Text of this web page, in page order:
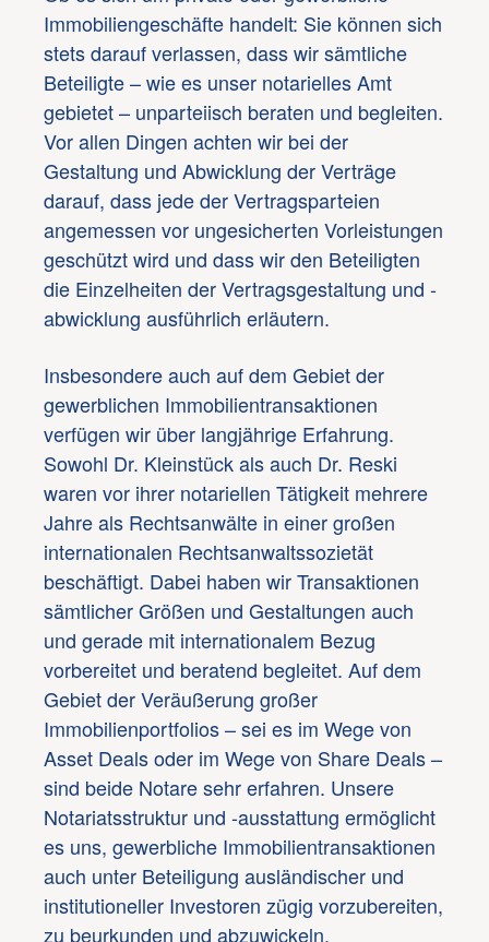
Immobiliengeschäfte handelt: Sie können sich
stets darauf verlassen, dass wir sämtliche
Beteiligte – wie es unser notarielles Amt
gebietet – unparteiisch beraten und begleiten.
Vor allen Dingen achten wir bei der
Gestaltung und Abwicklung der Verträge
darauf, dass jede der Vertragsparteien
angemessen vor ungesicherten Vorleistungen
geschützt wird und dass wir den Beteiligten
die Einzelheiten der Vertragsgestaltung und -
abwicklung ausführlich erläutern.
Insbesondere auch auf dem Gebiet der
gewerblichen Immobilientransaktionen
verfügen wir über langjährige Erfahrung.
Sowohl Dr. Kleinstück als auch Dr. Reski
waren vor ihrer notariellen Tätigkeit mehrere
Jahre als Rechtsanwälte in einer großen
internationalen Rechtsanwaltssozietät
beschäftigt. Dabei haben wir Transaktionen
sämtlicher Größen und Gestaltungen auch
und gerade mit internationalem Bezug
vorbereitet und beratend begleitet. Auf dem
Gebiet der Veräußerung großer
Immobilienportfolios – sei es im Wege von
Asset Deals oder im Wege von Share Deals –
sind beide Notare sehr erfahren. Unsere
Notariatsstruktur und -ausstattung ermöglicht
es uns, gewerbliche Immobilientransaktionen
auch unter Beteiligung ausländischer und
institutioneller Investoren zügig vorzubereiten,
zu beurkunden und abzuwickeln.